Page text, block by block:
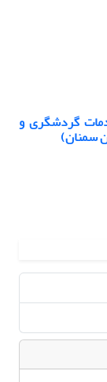
گردشگری و
سمنان)